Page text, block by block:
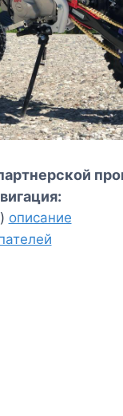
описание